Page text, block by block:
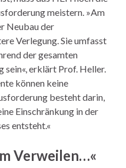
meistern. »Am
Neubau der
Verlegung. Sie umfasst
der gesamten
sein«, erklärt Prof. Heller.
können keine
besteht darin,
Einschränkung in der
entsteht.«
Verweilen…«